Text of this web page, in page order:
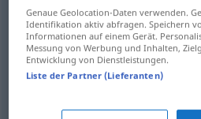
theyhave hadadomestic
nur inder Haussegen hängt
HUM
beenarow
Genaue Geolocation-Daten verwenden.
Identifikation aktiv abfragen. Speichern
Informationen auf einem Gerät.
Messung von Werbung und Inhalten,
Entwicklung von Dienstleistungen.
Liste der Partner (Lieferanten)